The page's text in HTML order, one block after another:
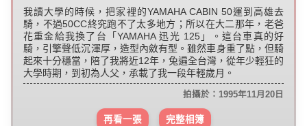
我讀大學的時候，把家裡的YAMAHA CABIN 50運到高雄去
騎，不過50CC終究跑不了太多地方；所以在大二那年，老爸
花重金給我換了台「YAMAHA 迅光 125」。這台車真的好
騎，引擎聲低沉渾厚，造型內斂有型。雖然車身重了點，但騎
起來十分穩當，陪了我將近12年，兔遍全台灣，從年少輕狂的
大學時期，到初為人父，承載了我一段年輕歲月。
拍攝於：1995年11月20日
再看一張 完整相簿